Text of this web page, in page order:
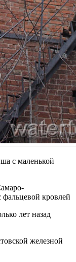
с маленькой
лет назад